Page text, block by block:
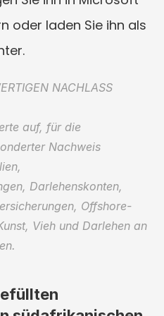
oder laden Sie ihn als
NACHLASS
auf, für die
Nachweis
Darlehenskonten,
Offshore-
Vieh und Darlehen an